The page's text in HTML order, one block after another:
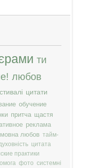
ти
любов
цитати
обучение
притча щастя
реклама
любов тайм-
цитата
практики
фото системні